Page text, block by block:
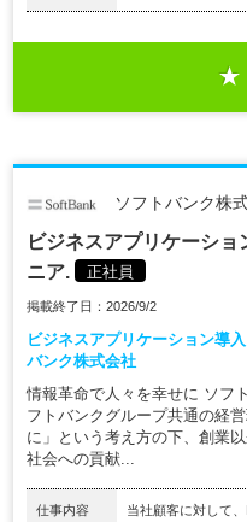
ソフトバンク株
ビジネスアプリケーシ
ニア.
正社員
掲載終了日：2026/9/2
ビジネスアプリケーション導
バンク株式会社
情報革命で人々を幸せに ソフ
フトバンクグループ共通の経
に」という考え方の下、創業
社会への貢献...
仕事内容
当社顧客に対して